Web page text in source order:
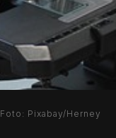
Foto: Pixabay/Herney